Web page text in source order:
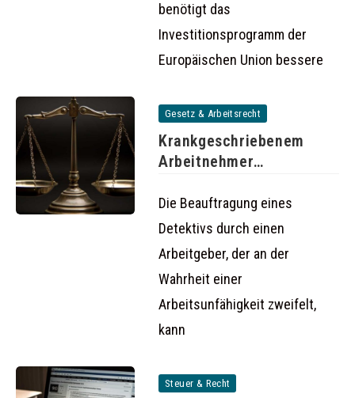
benötigt das
Investitionsprogramm der
Europäischen Union bessere
Gesetz & Arbeitsrecht
Krankgeschriebenem
Arbeitnehmer
rechtswidrig sein
Die Beauftragung eines
Detektivs durch einen
Arbeitgeber, der an der
Wahrheit einer
Arbeitsunfähigkeit zweifelt,
kann
Steuer & Recht